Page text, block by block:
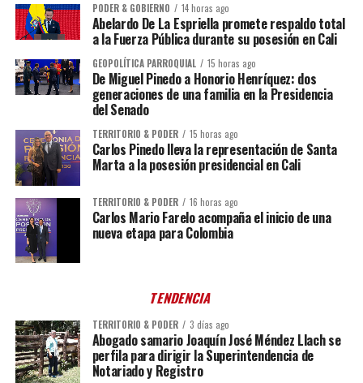
PODER & GOBIERNO 14 horas ago
Abelardo De La Espriella promete respaldo total
a la Fuerza Pública durante su posesión en Cali
GEOPOLÍTICA PARROQUIAL 15 horas ago
De Miguel Pinedo a Honorio Henríquez: dos
generaciones de una familia en la Presidencia
del Senado
TERRITORIO & PODER 15 horas ago
Carlos Pinedo lleva la representación de Santa
Marta a la posesión presidencial en Cali
TERRITORIO & PODER 16 horas ago
Carlos Mario Farelo acompaña el inicio de una
nueva etapa para Colombia
TENDENCIA
TERRITORIO & PODER 3 días ago
Abogado samario Joaquín José Méndez Llach se
perfila para dirigir la Superintendencia de
Notariado y Registro